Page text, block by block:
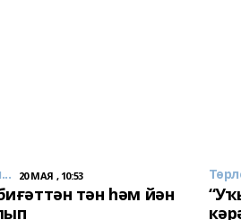
20 МАЯ , 10:53
тән һәм йән